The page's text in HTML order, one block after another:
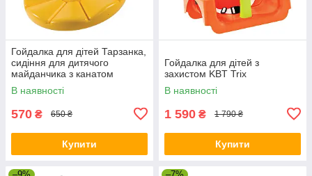
Гойдалка для дітей Тарзанка,
сидіння для дитячого
майданчика з канатом
В наявності
570 ₴ 650 ₴
Купити
Гойдалка для дітей з
захистом KBT Trix
В наявності
1 590 ₴ 1 790 ₴
Купити